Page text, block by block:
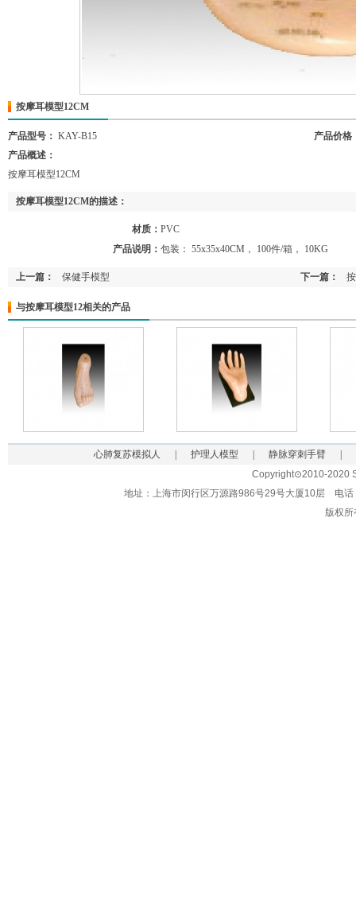
按摩耳模型12CM
产品型号： KAY-B15
产品价格
产品概述：
按摩耳模型12CM
按摩耳模型12CM的描述：
材质： PVC
产品说明： 包装： 55x35x40CM， 100件/箱， 10KG
上一篇： 保健手模型 下一篇：
与按摩耳模型12相关的产品
心肺复苏模拟人 护理人模型 静脉穿刺手臂
Copyright⊙2010-2020
地址：上海市闵行区万源路986号29号大厦10层 电
版权